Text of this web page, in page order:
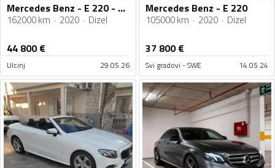
Mercedes Benz - E 220 - 2.0 D
162000 km 2020 Dizel
44 800€
Ulcinj 29.05.26
Mercedes Benz - E 220
105000 km 2020 Dizel
37 800€
Svi gradovi - SWE 14.05.24